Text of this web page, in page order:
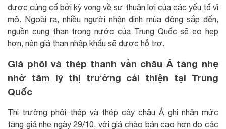
được củng cố bởi kỳ vọng về sự thuận lợi của các yếu tố vĩ
mô. Ngoài ra, nhiều người nhận định mùa đông sắp đến,
nguồn cung than trong nước của Trung Quốc sẽ eo hẹp
hơn, nên giá than nhập khẩu sẽ được hỗ trợ.
Giá phôi và thép thanh vằn châu Á tăng nhẹ
nhờ tâm lý thị trường cải thiện tại Trung
Quốc
Thị trường phôi thép và thép cây châu Á ghi nhận mức
tăng giá nhẹ ngày 29/10, với giá chào bán cao hơn do các